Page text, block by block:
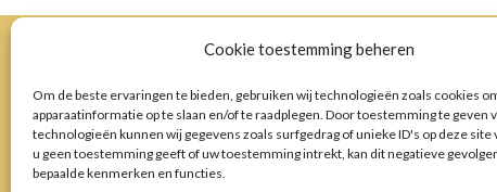
Cookie toestemming beheren
Om de beste ervaringen te bieden, gebruiken wij technologieën zoals cookies
apparaatinformatie op te slaan en/of te raadplegen. Door toestemming te geven
technologieën kunnen wij gegevens zoals surfgedrag of unieke ID's op deze site
u geen toestemming geeft of uw toestemming intrekt, kan dit negatieve
bepaalde kenmerken en functies.